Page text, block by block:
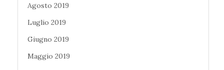
Agosto 2019
Luglio 2019
Giugno 2019
Maggio 2019